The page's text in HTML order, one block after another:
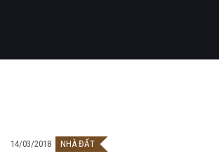
14/03/2018 NHÀ ĐẤT